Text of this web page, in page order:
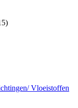
Vloeistoffen